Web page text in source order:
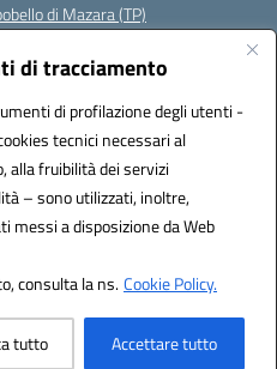
di tracciamento
di profilazione degli utenti -
tecnici necessari al
alla fruibilità dei servizi
– sono utilizzati, inoltre,
a disposizione da Web
consulta la ns.Cookie Policy.
tutto Accettare tutto
di Mazara (TP)
(IPA): istsc_tpic81800e
by 3D Solution S.r.l.
by Designers Italia